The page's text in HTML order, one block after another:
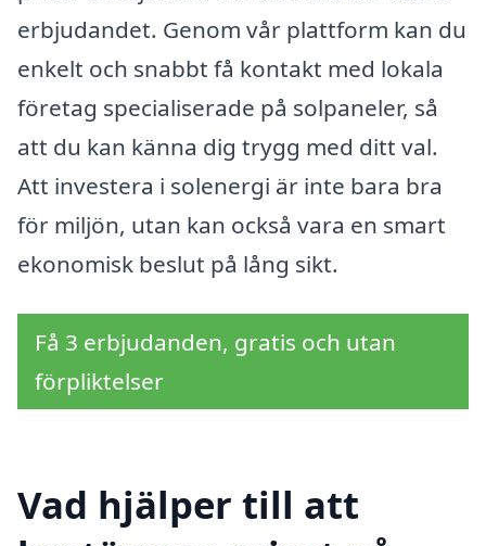
erbjudandet. Genom vår plattform kan du
enkelt och snabbt få kontakt med lokala
företag specialiserade på solpaneler, så
att du kan känna dig trygg med ditt val.
Att investera i solenergi är inte bara bra
för miljön, utan kan också vara en smart
ekonomisk beslut på lång sikt.
Få 3 erbjudanden, gratis och utan
förpliktelser
Vad hjälper till att